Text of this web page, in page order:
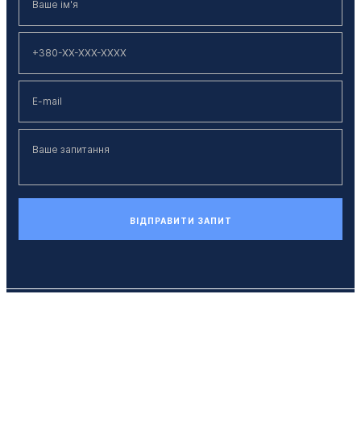
ВІДПРАВИТИ ЗАПИТ